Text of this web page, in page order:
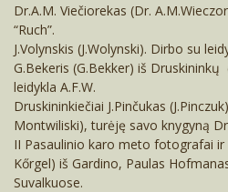
Dr.A.M. Viečiorekas (Dr.
“Ruch”.
J.Volynskis (J.Wolynski). Dirbo su
G.Bekeris (G.Bekker) iš Druskininkų
leidykla A.F.W.
Druskininkiečiai J.Pinčukas
Montwiliski), turėję savo knygyną
II Pasaulinio karo meto fotografai ir
Kőrgel) iš Gardino, Paulas
Suvalkuose.